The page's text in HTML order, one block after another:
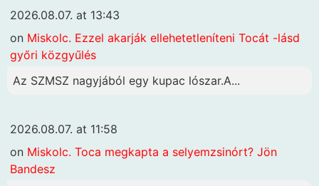
2026.08.07. at 13:43
on Miskolc. Ezzel akarják ellehetetleníteni Tocát -lásd
győri közgyűlés
Az SZMSZ nagyjából egy kupac lószar.A...
2026.08.07. at 11:58
on Miskolc. Toca megkapta a selyemzsinórt? Jön
Bandesz